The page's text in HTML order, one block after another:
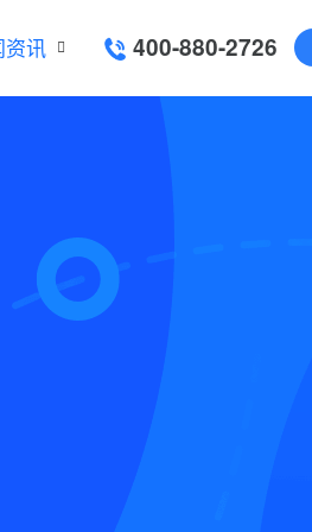
讯 400-880-2726